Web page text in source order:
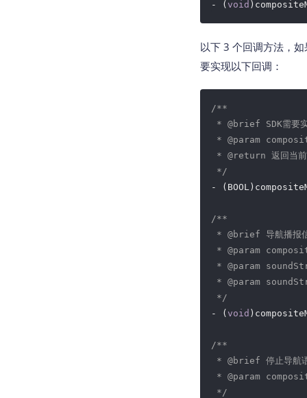
- ( void
以下 3 个回调方法，
要实现以下回调：
/**
* @brief SDK需要
* @param
* @return 返回当
*/
-
/**
* @brief 导航播报
* @param
* @param
* @param
*/
- ( void
/**
* @brief 停止导航
* @param
*/